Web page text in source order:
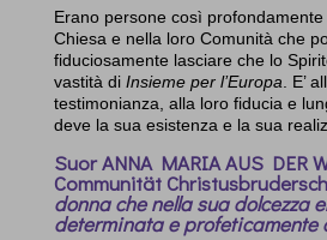
Erano persone così
Chiesa e nella loro Comunità che
fiduciosamente lasciare che lo
vastità di Insieme per l’Europa. E’
testimonianza, alla loro fiducia e
deve la sua esistenza e la sua
Suor ANNA MARIA AUS DER
Communität
donna che nella sua dolcezza
determinata e profeticamente